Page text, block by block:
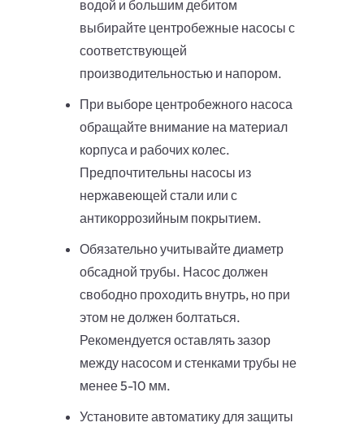
водой и большим дебитом
выбирайте центробежные насосы с
соответствующей
производительностью и напором.
При выборе центробежного насоса
обращайте внимание на материал
корпуса и рабочих колес.
Предпочтительны насосы из
нержавеющей стали или с
антикоррозийным покрытием.
Обязательно учитывайте диаметр
обсадной трубы. Насос должен
свободно проходить внутрь, но при
этом не должен болтаться.
Рекомендуется оставлять зазор
между насосом и стенками трубы не
менее 5-10 мм.
Установите автоматику для защиты